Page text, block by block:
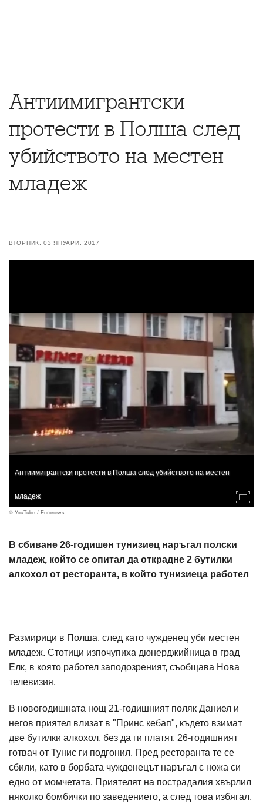
Антиимигрантски
протести в Полша след
убийството на местен
младеж
ВТОРНИК, 03 ЯНУАРИ, 2017
Антиимигрантски протести в Полша след убийството на местен
младеж
© YouTube / Euronews
В сбиване 26-годишен тунизиец наръгал полски
младеж, който се опитал да открадне 2 бутилки
алкохол от ресторанта, в който тунизиеца работел
Размирици в Полша, след като чужденец уби местен
младеж. Стотици изпочупиха дюнерджийница в град
Елк, в която работел заподозреният, съобщава Нова
телевизия.
В новогодишната нощ 21-годишният поляк Даниел и
негов приятел влизат в "Принс кебап", където взимат
две бутилки алкохол, без да ги платят. 26-годишният
готвач от Тунис ги подгонил. Пред ресторанта те се
сбили, като в борбата чужденецът наръгал с ножа си
едно от момчетата. Приятелят на пострадалия хвърлил
няколко бомбички по заведението, а след това избягал.